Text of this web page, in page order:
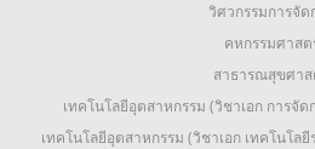
วิศวกรรมการจัด
คหกรรมศาสต
สาธารณสุขศา
เทคโนโลยีอุตสาหกรรม (วิชาเอก การจั
เทคโนโลยีอุตสาหกรรม (วิชาเอก เทคโนโ